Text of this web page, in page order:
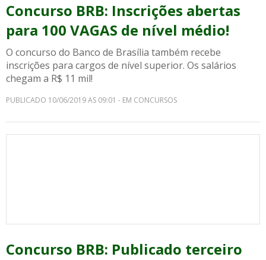
Concurso BRB: Inscrições abertas
para 100 VAGAS de nível médio!
O concurso do Banco de Brasília também recebe
inscrições para cargos de nível superior. Os salários
chegam a R$ 11 mil!
PUBLICADO 10/06/2019 AS 09:01 - EM CONCURSOS
Concurso BRB: Publicado terceiro